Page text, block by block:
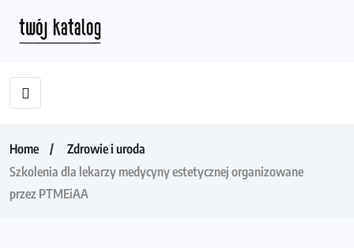
Home
Zdrowie i uroda
Szkolenia dla lekarzy medycyny estetycznej organizowane
przez PTMEiAA